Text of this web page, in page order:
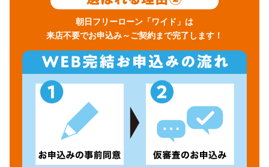
朝日フリーローン「ワイド」は
来店不要でお申込み～ご契約まで完了します！